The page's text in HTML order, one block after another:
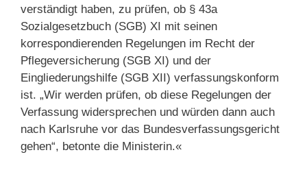
verständigt haben, zu prüfen, ob § 43a
Sozialgesetzbuch (SGB) XI mit seinen
korrespondierenden Regelungen im Recht der
Pflegeversicherung (SGB XI) und der
Eingliederungshilfe (SGB XII) verfassungskonform
ist. „Wir werden prüfen, ob diese Regelungen der
Verfassung widersprechen und würden dann auch
nach Karlsruhe vor das Bundesverfassungsgericht
gehen“, betonte die Ministerin.«